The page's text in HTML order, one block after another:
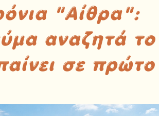
"Αίθρα":
αναζητά
σε